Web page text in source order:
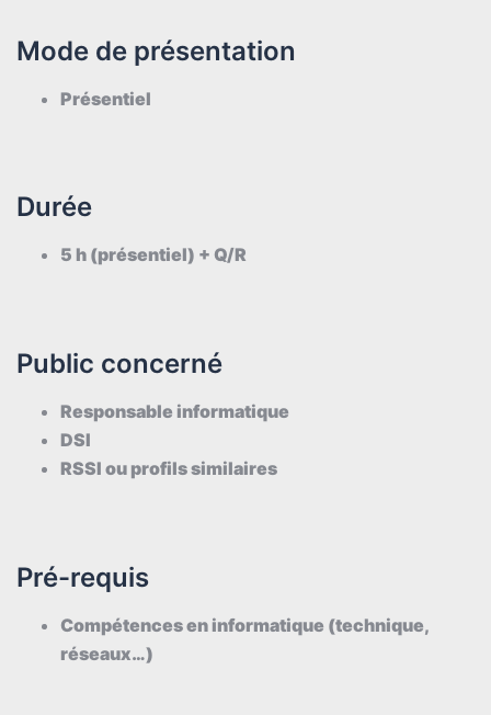
Mode de présentation
Présentiel
Durée
5 h (présentiel) + Q/R
Public concerné
Responsable informatique
DSI
RSSI ou profils similaires
Pré-requis
Compétences en informatique (technique,
réseaux…)